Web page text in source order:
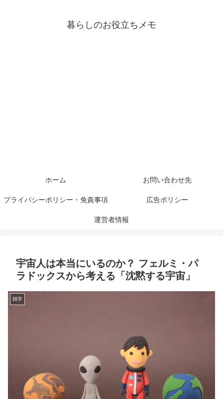
暮らしのお役立ちメモ
ホーム お問い合わせ先
プライバシーポリシー・免責事項 広告ポリシー
運営者情報
宇宙人は本当にいるのか？ フェルミ・パ
ラドックスから考える「沈黙する宇宙」
雑学